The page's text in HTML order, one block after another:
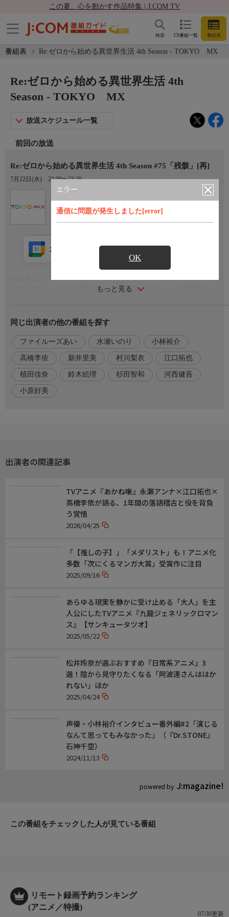
この夏、心を動かす作品特集 | J:COM TV
CS番組一覧 番組表
検索
番組表 Re:ゼロから始める異世界生活 4th Season - TOKYO MX
エラー
通信に問題が発生しました[error]
OK
Re:ゼロから始める異世界生活 4th
Season - TOKYO MX
放送スケジュール一覧
前回の放送
Re:ゼロから始める異世界生活 4th Season #75「残骸」[再]
7月22日(水) 23:00〜23:30
もっと見る
カレンダー登録 アプリ視聴
記憶喪失後、二度の『死に戻り』を経験したスバルは殺人鬼から
迷い込んでしまった。精神的に追い詰められながら地下通路を進
むも、何故か監視塔からは逃れられない。目的を変え、凶気を携
えて四層へと登ったスバルは、見るに堪えない光景を目撃する。
出演者
【ナツキ・スバル】小林裕介
【エミリア】高橋李依
【メィリィ・ポートルート】鈴木絵理
【ライ・バテンカイトス／ロイ・アルファルド
【ルイ・アルネブ】小原好美
同じ出演者の他の番組を探す
ファイルーズあい 水瀬いのり 小林裕介
高橋李依 新井里美 村川梨衣 江口拓也
植田佳奈 鈴木絵理 杉田智和 河西健吾
小原好美
出演者の関連記事
powered by J:magazine!
TVアニメ『あかね噺』永瀬アンナ×江口拓也×
高橋李依が語る、1年間の落語稽古と役を背負
う覚悟
2026/04/25
「【推しの子】」「メダリスト」も！アニメ化
多数「次にくるマンガ大賞」受賞作に注目
2025/09/16
あらゆる現実を静かに受け止める「大人」を主
人公にしたTVアニメ『九龍ジェネリックロマン
ス』【サンキュータツオ】
2025/05/22
松井玲奈が選ぶおすすめ『日常系アニメ』3
選！陰から見守りたくなる「阿波連さんははか
れない」ほか
2025/04/24
声優・小林裕介インタビュー番外編#2「演じる
なんて思ってもみなかった」（『Dr.STONE』
石神千空）
2024/11/13
この番組をチェックした人が見ている番組
リモート録画予約ランキング
(アニメ／特撮)
07/30更新